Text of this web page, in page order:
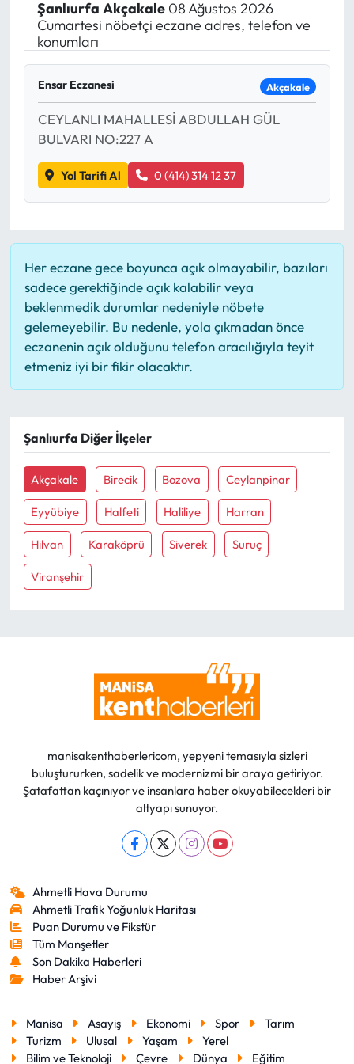
Şanlıurfa Akçakale08 Ağustos 2026
Cumartesi nöbetçi eczane adres, telefon ve
konumları
Ensar Eczanesi Akçakale
CEYLANLI MAHALLESİ ABDULLAH GÜL
BULVARI NO:227 A
Yol Tarifi Al 0 (414) 314 12 37
Her eczane gece boyunca açık olmayabilir, bazıları
sadece gerektiğinde açık kalabilir veya
beklenmedik durumlar nedeniyle nöbete
gelemeyebilir. Bu nedenle, yola çıkmadan önce
eczanenin açık olduğunu telefon aracılığıyla teyit
etmeniz iyi bir fikir olacaktır.
Şanlıurfa Diğer İlçeler
Akçakale Birecik Bozova Ceylanpinar
Eyyübiye Halfeti Haliliye Harran
Hilvan Karaköprü Siverek Suruç
Viranşehir
manisakenthaberlericom, yepyeni temasıyla sizleri
buluştururken, sadelik ve modernizmi bir araya getiriyor.
Şatafattan kaçınıyor ve insanlara haber okuyabilecekleri bir
altyapı sunuyor.
Ahmetli Hava Durumu
Ahmetli Trafik Yoğunluk Haritası
Puan Durumu ve Fikstür
Tüm Manşetler
Son Dakika Haberleri
Haber Arşivi
Manisa Asayiş Ekonomi Spor
Tarım
Turizm
Ulusal Yaşam
Yerel
Bilim ve Teknoloji
Çevre Dünya Eğitim